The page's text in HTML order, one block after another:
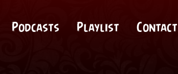
Podcasts Playlist Contact